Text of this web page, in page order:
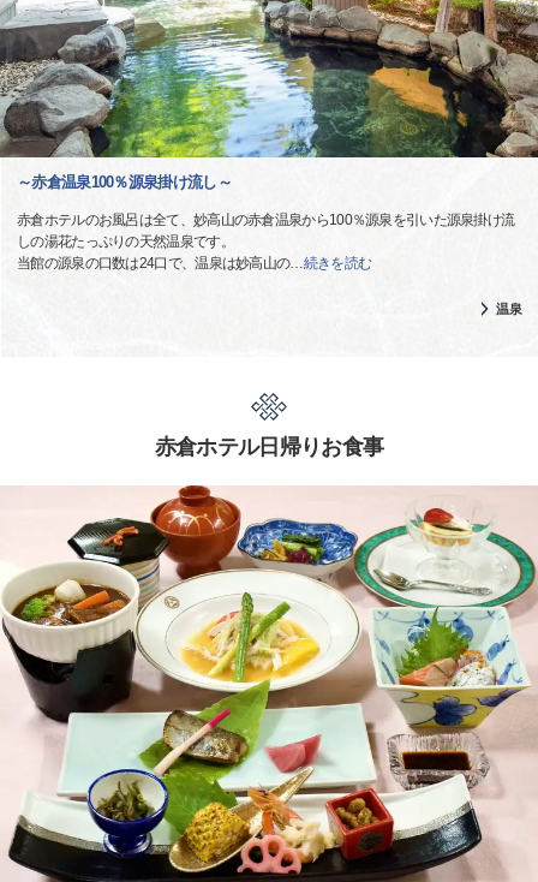
～赤倉温泉100％源泉掛け流し～
赤倉ホテルのお風呂は全て、妙高山の赤倉温泉から100％源泉を引いた源泉掛け流
しの湯花たっぷりの天然温泉です。
当館の源泉の口数は24口で、温泉は妙高山の…続きを読む
温泉
赤倉ホテル日帰りお食事